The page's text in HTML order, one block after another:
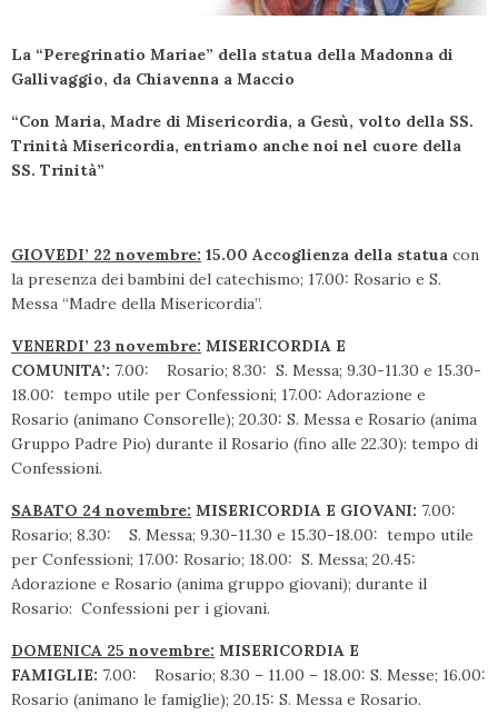
La “Peregrinatio Mariae” della statua della Madonna di
Gallivaggio, da Chiavenna a Maccio
“Con Maria, Madre di Misericordia, a Gesù, volto della SS.
Trinità Misericordia, entriamo anche noi nel cuore della
SS. Trinità”
GIOVEDI’ 22 novembre: 15.00 Accoglienza della statua con
la presenza dei bambini del catechismo; 17.00: Rosario e S.
Messa “Madre della Misericordia”.
VENERDI’ 23 novembre: MISERICORDIA E
COMUNITA’: 7.00: Rosario; 8.30: S. Messa; 9.30-11.30 e 15.30-
18.00: tempo utile per Confessioni; 17.00: Adorazione e
Rosario (animano Consorelle); 20.30: S. Messa e Rosario (anima
Gruppo Padre Pio) durante il Rosario (fino alle 22.30): tempo di
Confessioni.
SABATO 24 novembre: MISERICORDIA E GIOVANI: 7.00:
Rosario; 8.30: S. Messa; 9.30-11.30 e 15.30-18.00: tempo utile
per Confessioni; 17.00: Rosario; 18.00: S. Messa; 20.45:
Adorazione e Rosario (anima gruppo giovani); durante il
Rosario: Confessioni per i giovani.
DOMENICA 25 novembre: MISERICORDIA E
FAMIGLIE: 7.00: Rosario; 8.30 – 11.00 – 18.00: S. Messe; 16.00:
Rosario (animano le famiglie); 20.15: S. Messa e Rosario.